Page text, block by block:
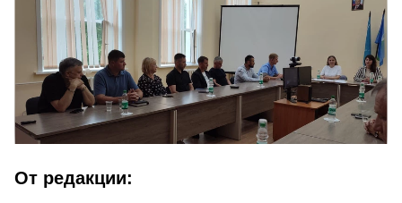
От редакции: